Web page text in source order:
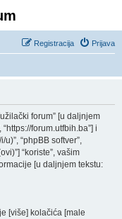
Prijava
Registracija
forum” [u daljnjem
“https://forum.utfbih.ba”] i
u)”, “phpBB softver”,
“koriste”, vašim
[u daljnjem tekstu:
[više] kolačića [male